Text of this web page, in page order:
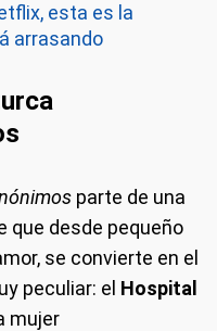
esta es la
arrasando
parte de una
que desde pequeño
se convierte en el
peculiar: el Hospital
mujer